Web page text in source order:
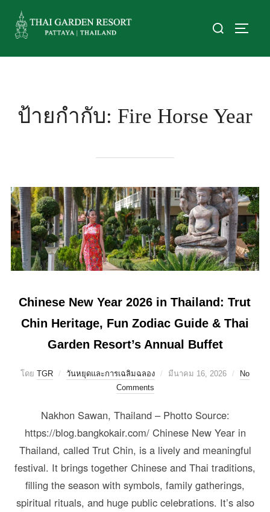
ป้ายกำกับ: Fire Horse Year
Chinese New Year 2026 in Thailand: Trut
Chin Heritage, Fun Zodiac Guide & Thai
Garden Resort’s Annual Buffet
โดย TGR วันหยุดและการเฉลิมฉลอง มีนาคม 16, 2026
No
Comments
Nakhon Sawan, Thailand – Photto Source:
https://blog.bangkokair.com/ Chinese New Year in
Thailand, called Trut Chin, is a lively and meaningful
festival. It brings together Chinese and Thai traditions,
filling the season with symbols, family gatherings,
spiritual rituals, and huge public celebrations. It’s also